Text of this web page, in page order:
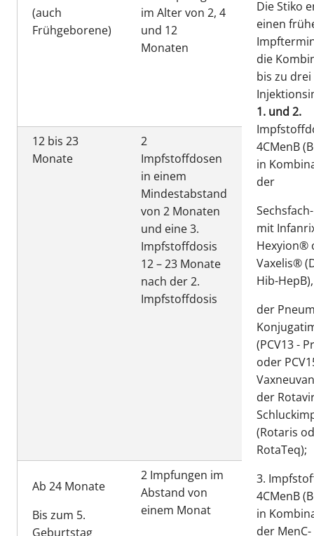
(auch
Frühgeborene)
im Alter von 2, 4
und 12
Monaten
Die Stiko
einen
die
bis zu drei
1. und 2.
4CMenB
in
der
mit
Hexyion®
Vaxelis®
Hib-HepB),
der
(PCV13 -
oder
der
(Rotaris
RotaTeq);
3.
4CMenB
in
der MenC-
12 bis 23
Monate
2
Impfstoffdosen
in einem
Mindestabstand
von 2 Monaten
und eine 3.
Impfstoffdosis
12 – 23 Monate
nach der 2.
Impfstoffdosis
Ab 24 Monate
Bis zum 5.
Geburtstag
2 Impfungen im
Abstand von
einem Monat